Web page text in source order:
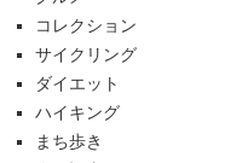
コレクション
サイクリング
ダイエット
ハイキング
まち歩き